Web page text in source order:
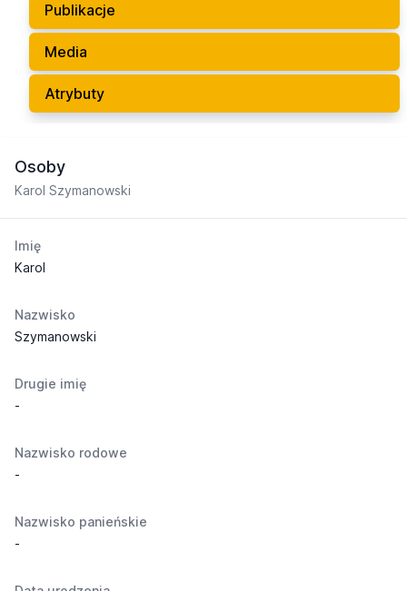
Publikacje
Media
Atrybuty
Osoby
Karol Szymanowski
Imię
Karol
Nazwisko
Szymanowski
Drugie imię
-
Nazwisko rodowe
-
Nazwisko panieńskie
-